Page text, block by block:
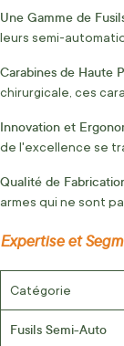
Une Gamme de
leurs semi-
Carabines de Haute
chirurgicale, ces
Innovation et
de l'excellence se
Qualité de
armes qui ne sont
Expertise et
Catégorie
Fusils Semi-Auto